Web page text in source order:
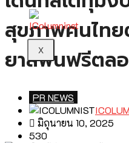
X
สุขภาพคนไท
ยาสีฟันฟรีตล
PR NEWS
มิถุนายน 10, 2025
530